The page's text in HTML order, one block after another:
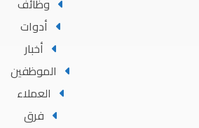
وظائف
أدوات
أخبار
الموظفين
العملاء
فرق